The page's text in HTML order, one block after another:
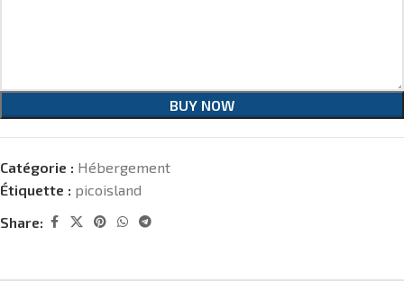
BUY NOW
Catégorie : Hébergement
Étiquette : picoisland
Share: